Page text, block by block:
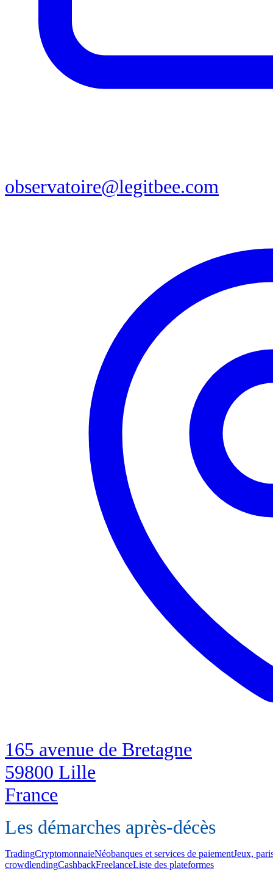
observatoire@legitbee.com
165 avenue de Bretagne
59800 Lille
France
Les démarches après-décès
TradingCryptomonnaieNéobanques et services de paiementJeux,
crowdlendingCashbackFreelanceListe des plateformes